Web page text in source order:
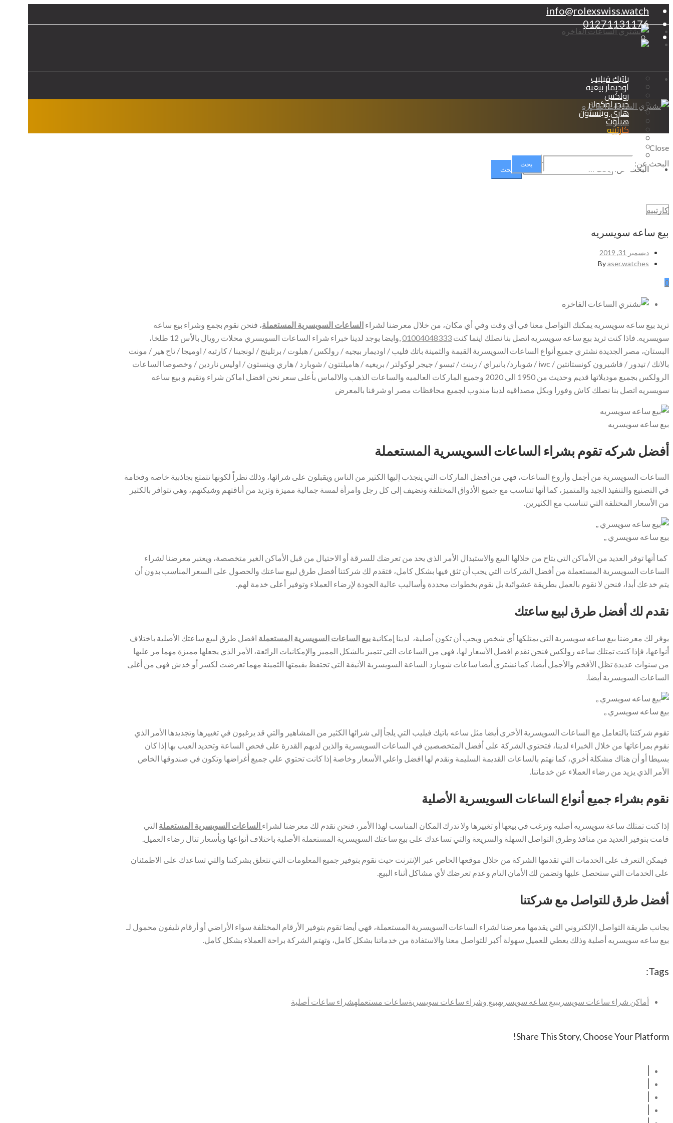
info@rolexswiss.watch
01271131176
باتيك فيليب
اوديمار بيغيه
رولكس
جيجر لوكولتر
هاري وينستون
هبلوت
كارتييه
شوبارد
اوميجا
البحث عن:
Close
البحث عن:
كارتييه
بيع ساعه سويسريه
ديسمبر 31, 2019
Byaser.watches
0
تريد بيع ساعه سويسريه يمكنك التواصل معنا في أي وقت وفي أي مكان، من خلال معرضنا لشراء الساعات السويسرية المستعملة، فنحن نقوم بجمع وشراء بيع ساعه
سويسريه. فاذا كنت تريد بيع ساعه سويسريه اتصل بنا نصلك اينما كنت 01004048333
,وايضا يوجد لدينا خبراء شراء الساعات السويسري محلات رويال بالأس 12 طلخا،
البستان، مصر الجديدة نشتري جميع أنواع الساعات السويسرية القيمة والثمينة باتك فليب / اوديمار بيجيه / رولكس / هبلوت / برتلينج / لونجينا / كارتيه / اوميجا / تاج هير / مونت
بالانك / تيدور / فاشيرون كونستانتين / iwc / شوبارد/ بانيراي / زينث / تيسو / جيجر لوكولتر / بريغيه / هاميلتتون / شوبارد / هاري وينستون / اوليس ناردين / وخصوصا الساعات
الرولكس بجميع موديلاتها قديم وحديث من 1950 الي 2020 وجميع الماركات العالميه والساعات الذهب والالماس بأعلى سعر نحن افضل اماكن شراء وتقيم و بيع ساعه
سويسريه اتصل بنا نصلك كاش وفورا وبكل مصداقيه لدينا مندوب لجميع محافظات مصر او شرفنا بالمعرض
بيع ساعه سويسريه
أفضل شركه تقوم بشراء الساعات السويسرية المستعملة
الساعات السويسرية من أجمل وأروع الساعات، فهي من أفضل الماركات التي ينجذب إليها الكثير من الناس ويقبلون على شرائها، وذلك نظراً لكونها تتمتع بجاذبية خاصه وفخامة
في التصنيع والتنفيذ الجيد والمتميز، كما أنها تتناسب مع جميع الأذواق المختلفة وتضيف إلى كل رجل وامرأة لمسة جمالية مميزة وتزيد من أناقتهم وشيكتهم، وهي تتوافر بالكثير
من الأسعار المختلفة التي تتناسب مع الكثيرين.
بيع ساعه سويسري ,,
كما أنها توفر العديد من الأماكن التي يتاح من خلالها البيع والاستبدال الأمر الذي يحد من تعرضك للسرقة أو الاحتيال من قبل الأماكن الغير متخصصة، ويعتبر معرضنا لشراء
الساعات السويسرية المستعملة من أفضل الشركات التي يجب أن تثق فيها بشكل كامل، فتقدم لك شركتنا أفضل طرق لبيع ساعتك والحصول على السعر المناسب بدون أن
يتم خدعك أبدا، فنحن لا نقوم بالعمل بطريقة عشوائية بل نقوم بخطوات محددة وأساليب عالية الجودة لإرضاء العملاء وتوفير أعلى خدمة لهم.
نقدم لك أفضل طرق لبيع ساعتك
يوفر لك معرضنا بيع ساعه سويسرية التي يمتلكها أي شخص ويجب أن تكون أصلية، لدينا إمكانية بيع الساعات السويسرية المستعملة افضل طرق لبيع ساعتك الأصلية باختلاف
أنواعها، فإذا كنت تمتلك ساعه رولكس فنحن نقدم افضل الأسعار لها، فهي من الساعات التي تتميز بالشكل المميز والإمكانيات الرائعة، الأمر الذي يجعلها مميزة مهما مر عليها
من سنوات عديدة تظل الأفخم والأجمل أيضا، كما نشتري أيضا ساعات شوبارد الساعة السويسرية الأنيقة التي تحتفظ بقيمتها الثمينة مهما تعرضت لكسر أو خدش فهي من أغلى
الساعات السويسرية أيضا.
بيع ساعه سويسري ,,
تقوم شركتنا بالتعامل مع الساعات السويسرية الأخرى أيضا مثل ساعه باتيك فيليب التي يلجأ إلى شرائها الكثير من المشاهير والتي قد يرغبون في تغييرها وتجديدها الأمر الذي
نقوم بمراعاتها من خلال الخبراء لدينا، فتحتوي الشركة على أفضل المتخصصين في الساعات السويسرية والذين لديهم القدرة على فحص الساعة وتحديد العيب بها إذا كان
بسيطا أو أن هناك مشكلة أخري، كما نهتم بالساعات القديمة السليمة ونقدم لها افضل واعلي الأسعار وخاصة إذا كانت تحتوي علي جميع أغراضها وتكون في صندوقها الخاص
الأمر الذي يزيد من رضاء العملاء عن خدماتنا.
نقوم بشراء جميع أنواع الساعات السويسرية الأصلية
إذا كنت تمتلك ساعة سويسريه أصليه وترغب في بيعها أو تغييرها ولا تدرك المكان المناسب لهذا الأمر، فنحن نقدم لك معرضنا لشراء الساعات السويسرية المستعملة التي
قامت بتوفير العديد من منافذ وطرق التواصل السهلة والسريعة والتي تساعدك على بيع ساعتك السويسرية المستعملة الأصلية باختلاف أنواعها وبأسعار تنال رضاء العميل.
فيمكن التعرف على الخدمات التي تقدمها الشركة من خلال موقعها الخاص عبر الإنترنت حيث نقوم بتوفير جميع المعلومات التي تتعلق بشركتنا والتي تساعدك على الاطمئنان
على الخدمات التي ستحصل عليها وتضمن لك الأمان التام وعدم تعرضك لأي مشاكل أثناء البيع.
أفضل طرق للتواصل مع شركتنا
بجانب طريقة التواصل الإلكتروني التي يقدمها معرضنا لشراء الساعات السويسرية المستعملة، فهي أيضا تقوم بتوفير الأرقام المختلفة سواء الأراضي أو أرقام تليفون محمول لـ
بيع ساعه سويسريه أصلية وذلك يعطي للعميل سهولة أكبر للتواصل معنا والاستفادة من خدماتنا بشكل كامل، وتهتم الشركة براحة العملاء بشكل كامل.
Tags:
أماكن شراء ساعات سويسريبيع ساعه سويسريهبيع وشراء ساعات سويسريةساعات مستعملهشراء ساعات أصلية
Share This Story, Choose Your Platform!